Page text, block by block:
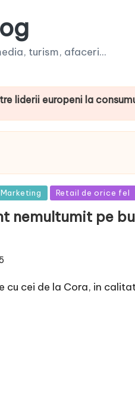
turism, afaceri...
la consumul de
Retail de orice fel
nemultumit pe
cu cei de la Cora, in